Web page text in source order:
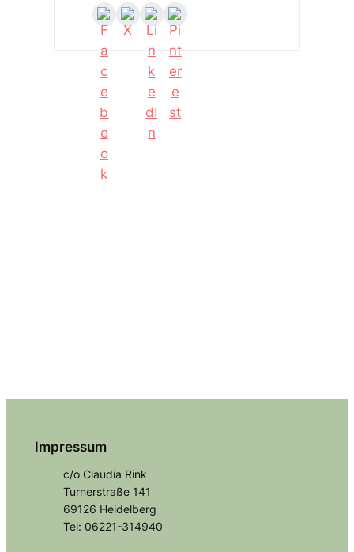
Impressum
c/o Claudia Rink
Turnerstraße 141
69126 Heidelberg
Tel: 06221-314940